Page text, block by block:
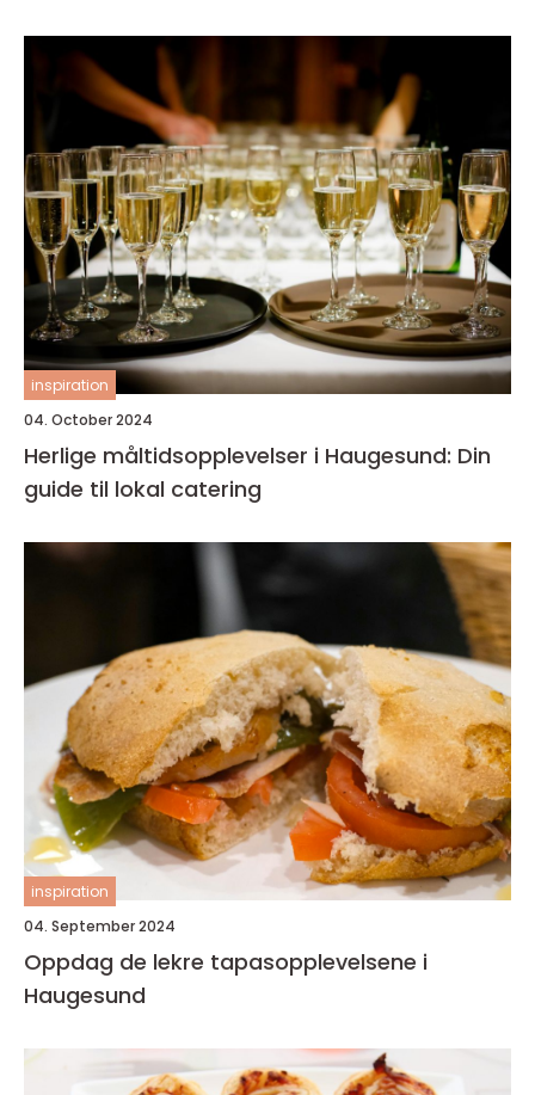
inspiration
04. October 2024
Herlige måltidsopplevelser i Haugesund: Din
guide til lokal catering
inspiration
04. September 2024
Oppdag de lekre tapasopplevelsene i
Haugesund